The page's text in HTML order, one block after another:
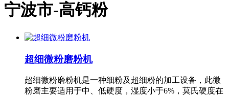
宁波市-高钙粉
超细微粉磨粉机
超细微粉磨粉机是一种细粉及超细粉的加工设备，此微
粉磨主要适用于中、低硬度，湿度小于6%，莫氏硬度在